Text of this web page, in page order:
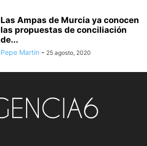
Las Ampas de Murcia ya conocen
las propuestas de conciliación
de...
Pepe Martin - 25 agosto, 2020